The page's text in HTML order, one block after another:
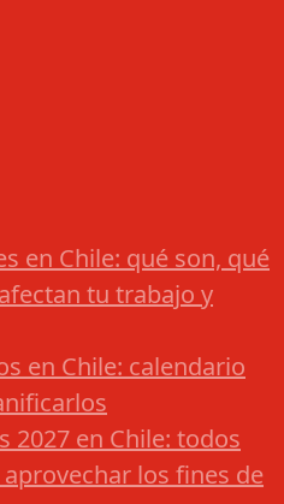
en Chile: qué son, qué
tu trabajo y
en Chile: calendario
2027 en Chile: todos
los fines de